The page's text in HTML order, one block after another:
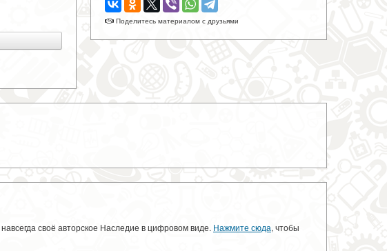
Поделитесь материалом с друзьями
своё авторское Наследие в цифровом виде. Нажмите сюда, чтобы